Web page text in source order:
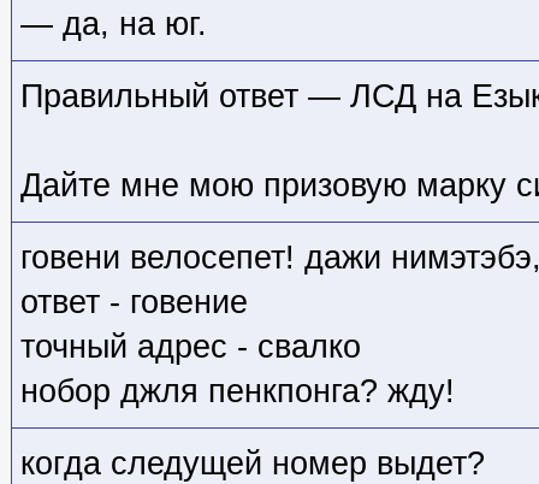
— да, на юг.
Правильный ответ — ЛСД на
Дайте мне мою призовую марку
говени велосепет! дажи
ответ - говение
точный адрес - свалко
нобор джля пенкпонга? жду!
когда следущей номер выдет?